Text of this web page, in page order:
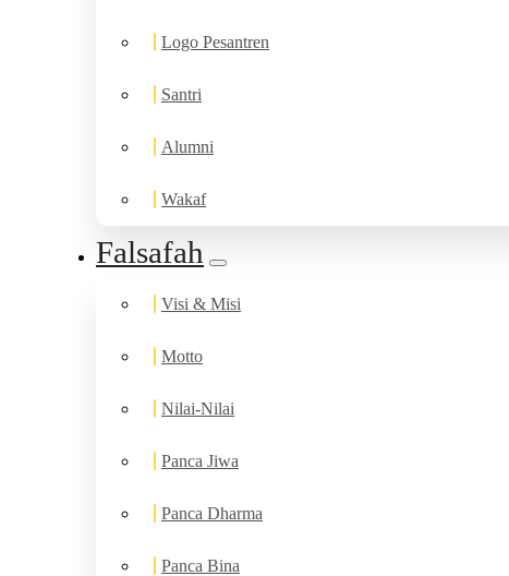
Logo Pesantren
Santri
Alumni
Wakaf
Falsafah
Visi & Misi
Motto
Nilai-Nilai
Panca Jiwa
Panca Dharma
Panca Bina